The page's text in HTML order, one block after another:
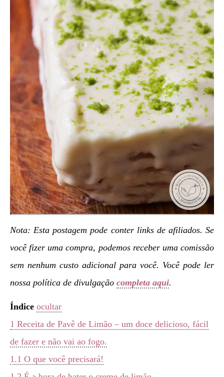
Nota: Esta postagem pode conter links de afiliados. Se
você fizer uma compra, podemos receber uma comissão
sem nenhum custo adicional para você. Você pode ler
nossa política de divulgação completa aqui.
Índice ocultar
1 Receita de Pavê de Limão – um doce delicioso, fácil
de fazer e não vai ao fogo.
1.1 O que você precisará!